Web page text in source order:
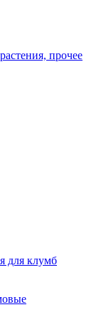
прочее
для клумб